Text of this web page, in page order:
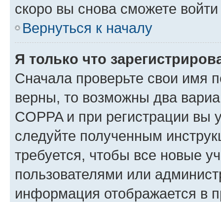
скоро вы снова сможете
Вернуться к началу
Я только что
Сначала проверьте свои имя
верны, то возможны два
COPPA и при регистрации вы
следуйте полученным
требуется, чтобы все новые
пользователями или
информация отображается в